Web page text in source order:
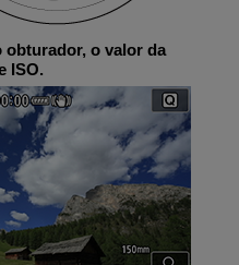
obturador, o valor da
ISO.